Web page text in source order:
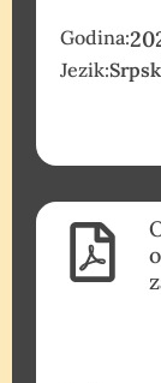
Godina:
Jezik: